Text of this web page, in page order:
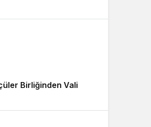
Birliğinden Vali